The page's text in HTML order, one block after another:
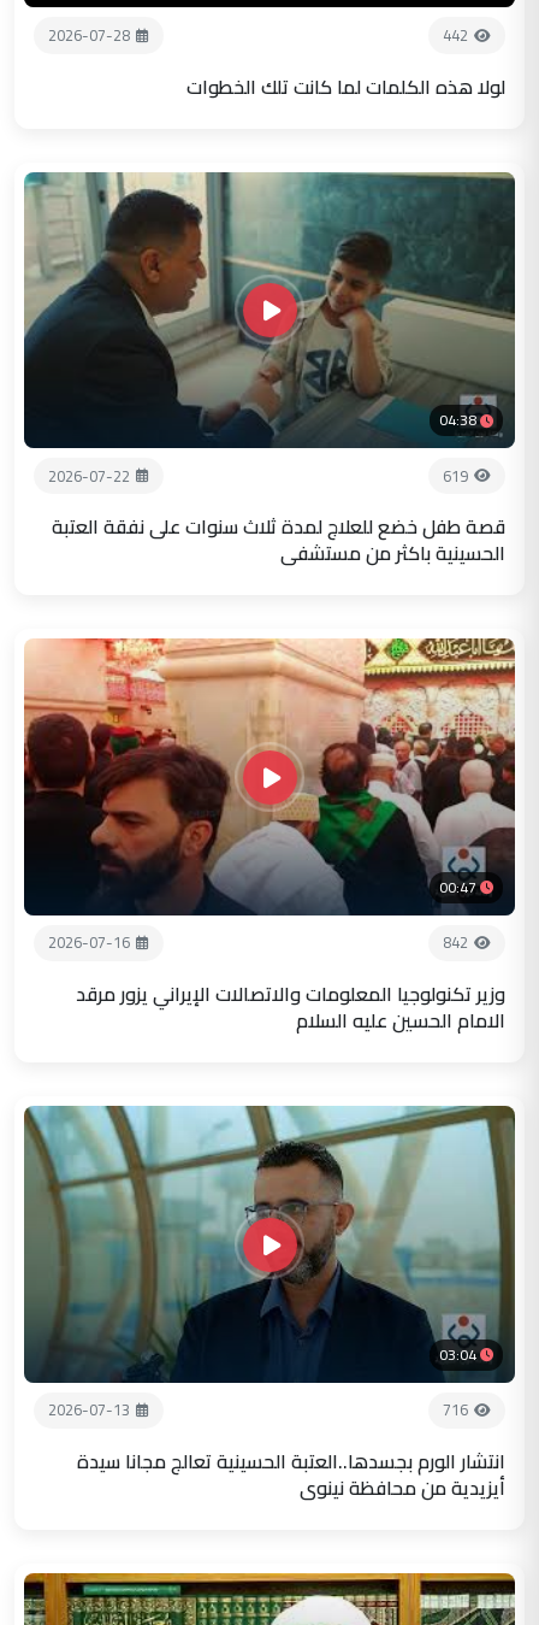
442
2026-07-28
لولا هذه الكلمات لما كانت تلك الخطوات
04:38
619
2026-07-22
قصة طفل خضع للعلاج لمدة ثلاث سنوات على نفقة العتبة
الحسينية باكثر من مستشفى
00:47
842
2026-07-16
وزير تكنولوجيا المعلومات والاتصالات الإيراني يزور مرقد
الامام الحسين عليه السلام
03:04
716
2026-07-13
انتشار الورم بجسدها..العتبة الحسينية تعالج مجانا سيدة
أيزيدية من محافظة نينوى